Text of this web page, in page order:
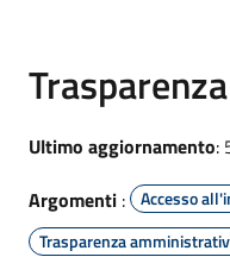
Ultimo aggiornamento:
Argomenti : Accesso
Trasparenza